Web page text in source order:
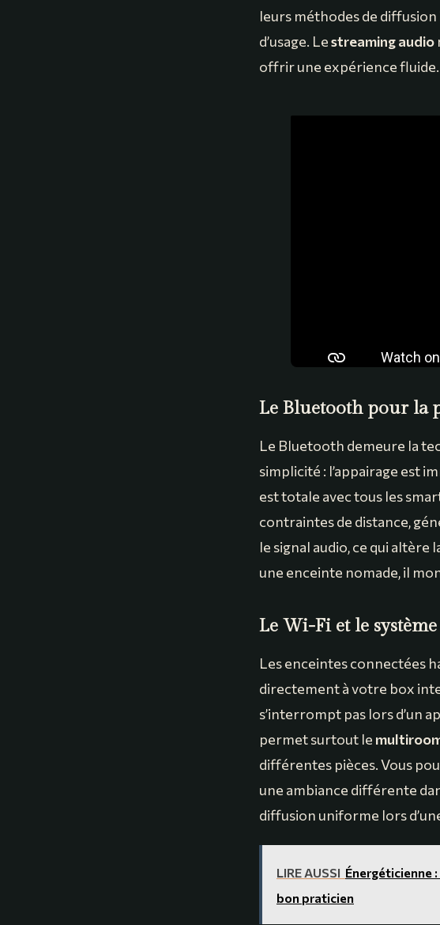
leurs méthodes de
d’usage. Lestreaming audio
offrir une expérience fluide.
Le Bluetooth pour la
Le Bluetooth demeure la
simplicité : l’appairage est
est totale avec tous les
contraintes de distance,
le signal audio, ce qui
une enceinte nomade, il
Le Wi-Fi et le
Les enceintes connectées
directement à votre box
s’interrompt pas lors d’un
permet surtout le
différentes pièces. Vous
une ambiance différente
diffusion uniforme lors
LIRE AUSSI Énergéticienne
bon praticien